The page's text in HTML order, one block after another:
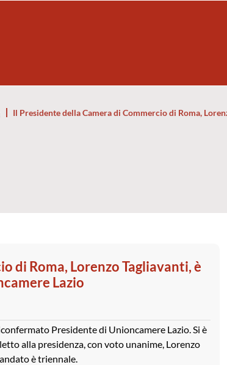
Il Presidente della Camera di Commercio di Roma,
di Roma, Lorenzo Tagliavanti, è
Lazio
Presidente di Unioncamere Lazio. Si è
alla presidenza, con voto unanime, Lorenzo
è triennale.